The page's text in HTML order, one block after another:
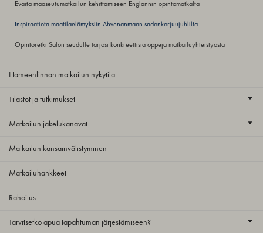
Eväitä maaseutumatkailun kehittämiseen Englannin opintomatkalta
Inspiraatiota maatilaelämyksiin Ahvenanmaan sadonkorjuujuhlilta
Opintoretki Salon seudulle tarjosi konkreettisia oppeja matkailuyhteistyöstä
Hämeenlinnan matkailun nykytila
Tilastot ja tutkimukset
Matkailun jakelukanavat
Matkailun kansainvälistyminen
Matkailuhankkeet
Rahoitus
Tarvitsetko apua tapahtuman järjestämiseen?